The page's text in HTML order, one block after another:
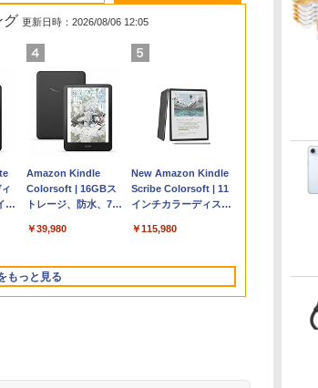
ノ
、
イ
【Amazon.co.jp限
定】 HP ノートパソ
コン 15-fd 15.6イン
512GB SSD インテ
￥129,800
FMV ノートパソコン
WE1-K3 (MS 365
Personal/Copilotキー
型/Core i5/16GB/SSD
FMVWK3E15W_AZ
￥119,800
オ
Robloxギフトカード
- 2,000 Robux 【限
定バーチャルアイテ
インゲームコード】
ラインコード版
￥3,200
Robloxギフトカード -
1000 Robux 【限定バ
ーチャルアイテムを含
ムコード】 ロブロック
版
￥1,600
:
者
FM TOWNS ハイパ
ー・カタログ: 本体
ハードウェア・市販
フェクトリストと最
￥1,600
1冊ですべて身につく
HTML & CSSとWebデ
ザイン入門講座［第2
￥2,326
グ 更新日時：2026/08/06 12:05
ン
Amazon Kindle
Colorsoft | 16GBス
トレージ、防水、7イ
レイ、色調調節ライ
ッテリー、広告無
し、ブラック (2025
年発売)
￥39,980
New Amazon Kindle
Scribe Colorsoft | 11
インチカラーディスプ
ジ、ノート機能搭載、
調節ライト、プレミア
イト
￥115,980
もっと見る